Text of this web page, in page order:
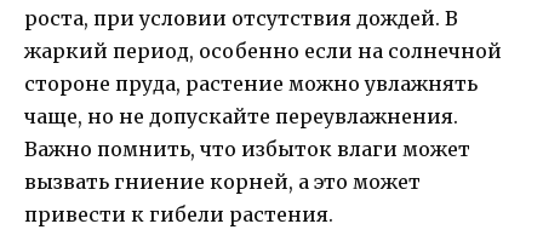
роста, при условии отсутствия дождей. В
жаркий период, особенно если на солнечной
стороне пруда, растение можно увлажнять
чаще, но не допускайте переувлажнения.
Важно помнить, что избыток влаги может
вызвать гниение корней, а это может
привести к гибели растения.